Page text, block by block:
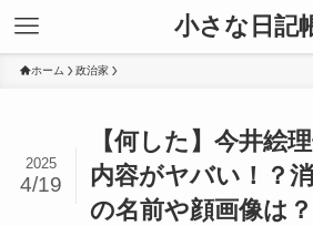
小さな日記
ホーム 政治家
【何した】今井絵
内容がヤバい！？
の名前や顔画像は？
2025
4/19